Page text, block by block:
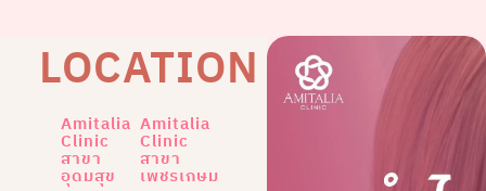
LOCATION
Amitalia
Clinic
สาขา
อุดมสุข
Amitalia
Clinic
สาขา
เพชรเกษม